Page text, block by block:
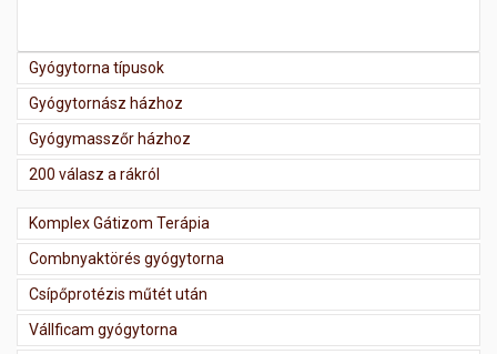
Gyógytorna típusok
Gyógytornász házhoz
Gyógymasszőr házhoz
200 válasz a rákról
Komplex Gátizom Terápia
Combnyaktörés gyógytorna
Csípőprotézis műtét után
Vállficam gyógytorna